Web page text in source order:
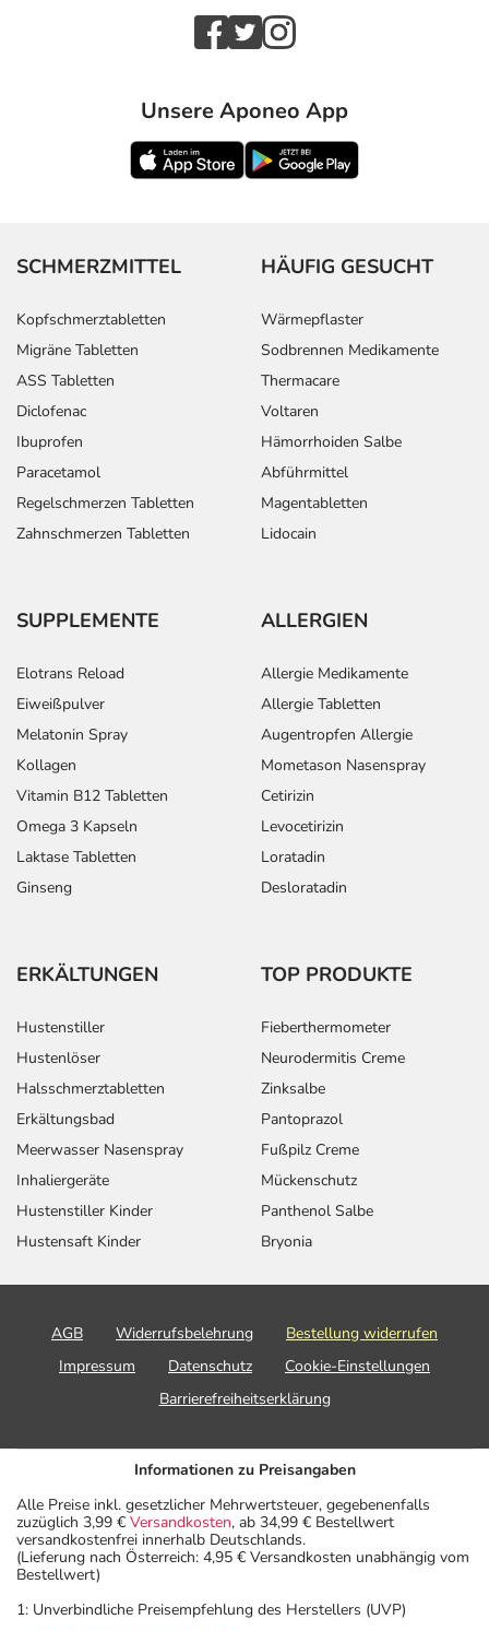
Unsere Aponeo App
SCHMERZMITTEL
Kopfschmerztabletten
Migräne Tabletten
ASS Tabletten
Diclofenac
Ibuprofen
Paracetamol
Regelschmerzen Tabletten
Zahnschmerzen Tabletten
HÄUFIG GESUCHT
Wärmepflaster
Sodbrennen Medikamente
Thermacare
Voltaren
Hämorrhoiden Salbe
Abführmittel
Magentabletten
Lidocain
SUPPLEMENTE
Elotrans Reload
Eiweißpulver
Melatonin Spray
Kollagen
Vitamin B12 Tabletten
Omega 3 Kapseln
Laktase Tabletten
Ginseng
ALLERGIEN
Allergie Medikamente
Allergie Tabletten
Augentropfen Allergie
Mometason Nasenspray
Cetirizin
Levocetirizin
Loratadin
Desloratadin
ERKÄLTUNGEN
Hustenstiller
Hustenlöser
Halsschmerztabletten
Erkältungsbad
Meerwasser Nasenspray
Inhaliergeräte
Hustenstiller Kinder
Hustensaft Kinder
TOP PRODUKTE
Fieberthermometer
Neurodermitis Creme
Zinksalbe
Pantoprazol
Fußpilz Creme
Mückenschutz
Panthenol Salbe
Bryonia
AGB Widerrufsbelehrung
Bestellung widerrufen
Impressum
Datenschutz
Cookie-Einstellungen
Barrierefreiheitserklärung
Informationen zu Preisangaben
Alle Preise inkl. gesetzlicher Mehrwertsteuer, gegebenenfalls
zuzüglich 3,99 € Versandkosten, ab 34,99 € Bestellwert
versandkostenfrei innerhalb Deutschlands.
(Lieferung nach Österreich: 4,95 € Versandkosten unabhängig vom
Bestellwert)
1: Unverbindliche Preisempfehlung des Herstellers (UVP)